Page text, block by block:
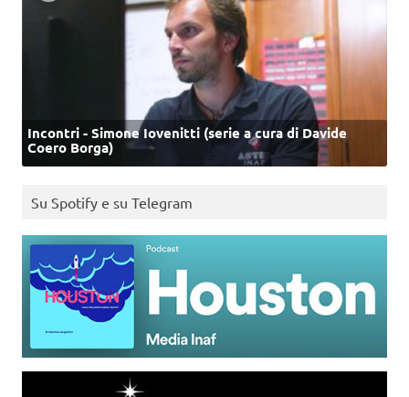
Incontri - Simone Iovenitti (serie a cura di Davide
Coero Borga)
Su Spotify e su Telegram